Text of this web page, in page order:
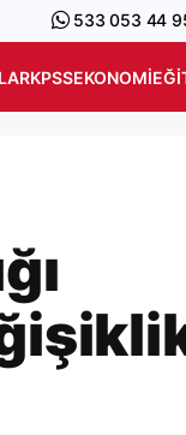
533 053 44
KPSSEKONOMI